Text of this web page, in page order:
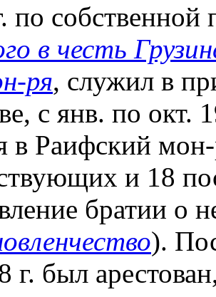
по собственной
в честь
ря, служил в
с янв. по окт.
в Раифский
и 18
братии о
).
г. был